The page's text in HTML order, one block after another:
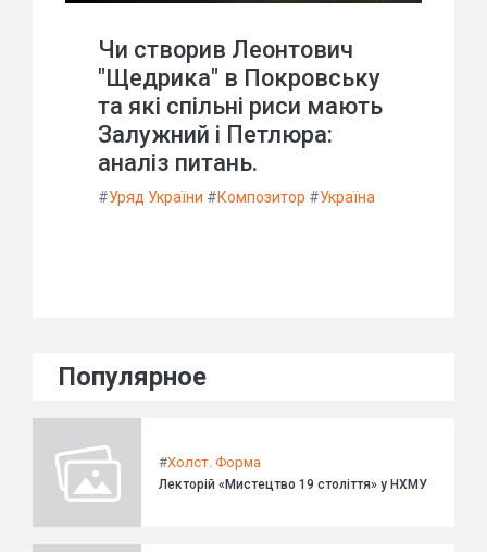
Чи створив Леонтович
"Щедрика" в Покровську
та які спільні риси мають
Залужний і Петлюра:
аналіз питань.
#Уряд України #Композитор #Україна
Популярное
#Холст. Форма
Лекторій «Мистецтво 19 століття» у НХМУ